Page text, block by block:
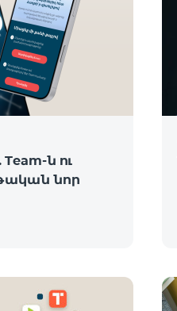
ն ու
նոր